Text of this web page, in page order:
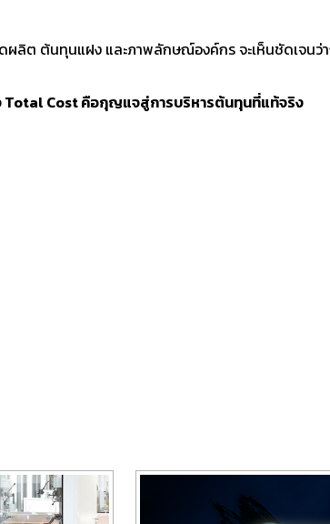
ลิต ต้นทุนแฝง และภาพลักษณ์องค์กร จะเห็นชัดเจนว่
Total Cost คือกุญแจสู่การบริหารต้นทุนที่แท้จริง